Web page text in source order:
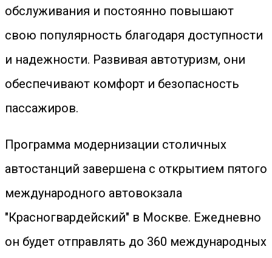
обслуживания и постоянно повышают
свою популярность благодаря доступности
и надежности. Развивая автотуризм, они
обеспечивают комфорт и безопасность
пассажиров.
Программа модернизации столичных
автостанций завершена с открытием пятого
международного автовокзала
"Красногвардейский" в Москве. Ежедневно
он будет отправлять до 360 международных